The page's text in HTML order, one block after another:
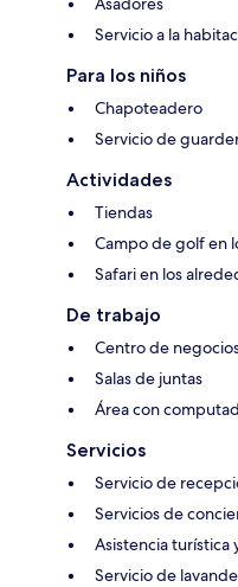
Servicio a la
Para los niños
Chapoteadero
Servicio de
Actividades
Tiendas
Campo de golf en
Safari en los
De trabajo
Centro de
Salas de juntas
Área con
Servicios
Servicio de
Servicios de
Asistencia turística
Servicio de